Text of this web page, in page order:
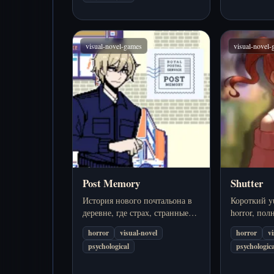
visual-novel-games
Post Memory
История нового почтальона в
деревне, где страх, странные
правила и тихие угрозы
превращают доставку писем в
расследование.
horror
visual-novel
psychological
visual-novel-
Shutter
Короткий
horror,
на
lingering
horror